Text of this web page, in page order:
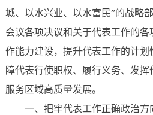
城、以水兴业、以水富民”的战略
会议各项决议和关于代表工作的
作能力建设，提升代表工作的计
障代表行使职权、履行义务、发
服务区域高质量发展。
一、把牢代表工作正确政治方